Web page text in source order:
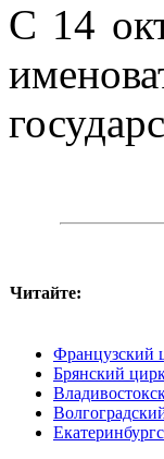
C 14
Читайте:
Французский
Брянский